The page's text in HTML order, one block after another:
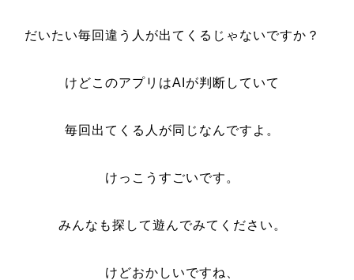
だいたい毎回違う人が出てくるじゃないですか？
けどこのアプリはAIが判断していて
毎回出てくる人が同じなんですよ。
けっこうすごいです。
みんなも探して遊んでみてください。
けどおかしいですね、